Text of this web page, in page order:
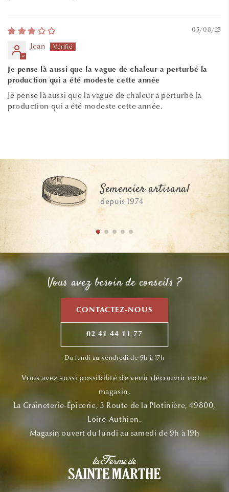
05/08/25
Jean
Je pense là aussi que la vague de chaleur a perturbé la
production qui a été modeste cette année
Je pense là aussi que la vague de chaleur a perturbé la
production qui a été modeste cette année.
Semencier artisanal
depuis 1974
Vous avez besoin de conseils ?
CONTACTEZ-NOUS
02 41 44 11 77
Du lundi au vendredi de 9h à 17h
Vous avez aussi possibilité de venir découvrir notre
magasin,
La Graineterie-Épicerie, 3 Route de la Plotinière, 49800,
Loire-Authion.
Magasin ouvert du lundi au samedi de 9h à 19h